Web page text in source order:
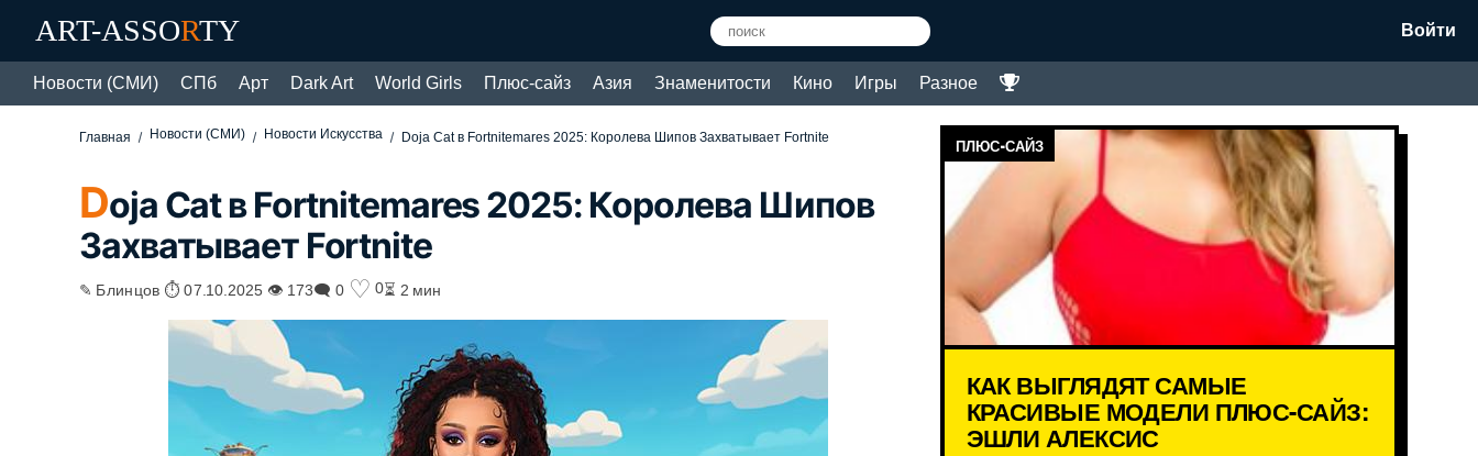
ART-ASSORTY Войти
Новости (СМИ) СПб Арт Dark Art World Girls Плюс-сайз Азия Знаменитости Кино Игры Разное
Главная Новости (СМИ) Новости Искусства Doja Cat в Fortnitemares 2025: Королева Шипов Захватывает Fortnite
Doja Cat в Fortnitemares 2025: Королева Шипов
Захватывает Fortnite
✎ Блинцов ⏱ 07.10.2025 👁 173🗨 0 ♡ 0⏳ 2 мин
ПЛЮС-САЙЗ
КАК ВЫГЛЯДЯТ САМЫЕ
КРАСИВЫЕ МОДЕЛИ ПЛЮС-САЙЗ:
ЭШЛИ АЛЕКСИС